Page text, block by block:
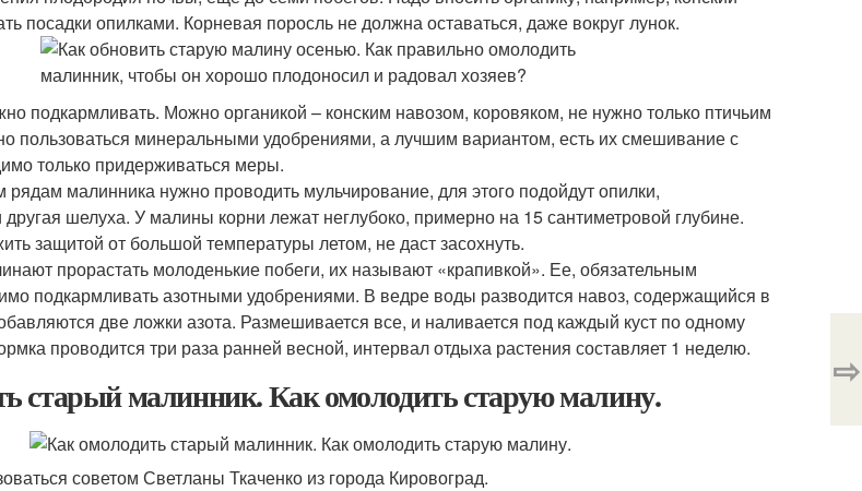
посадки опилками. Корневая поросль не должна оставаться, даже вокруг лунок.
подкармливать. Можно органикой – конским навозом, коровяком, не нужно только птичьим
пользоваться минеральными удобрениями, а лучшим вариантом, есть их смешивание с
только придерживаться меры.
малинника нужно проводить мульчирование, для этого подойдут опилки,
шелуха. У малины корни лежат неглубоко, примерно на 15 сантиметровой глубине.
защитой от большой температуры летом, не даст засохнуть.
прорастать молоденькие побеги, их называют «крапивкой». Ее, обязательным
подкармливать азотными удобрениями. В ведре воды разводится навоз, содержащийся в
две ложки азота. Размешивается все, и наливается под каждый куст по одному
проводится три раза ранней весной, интервал отдыха растения составляет 1 неделю.
старый малинник. Как омолодить старую малину.
советом Светланы Ткаченко из города Кировоград.
⇨